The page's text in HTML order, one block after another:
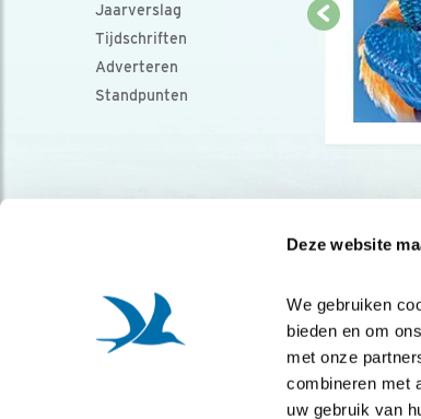
Deze website
We gebruiken
bieden en om
met onze
combineren met
uw gebruik van
Jaarverslag
Tijdschriften
Adverteren
Standpunten